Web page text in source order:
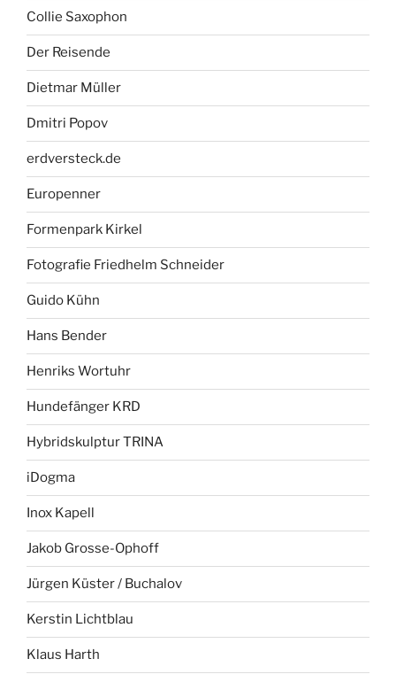
Collie Saxophon
Der Reisende
Dietmar Müller
Dmitri Popov
erdversteck.de
Europenner
Formenpark Kirkel
Fotografie Friedhelm Schneider
Guido Kühn
Hans Bender
Henriks Wortuhr
Hundefänger KRD
Hybridskulptur TRINA
iDogma
Inox Kapell
Jakob Grosse-Ophoff
Jürgen Küster / Buchalov
Kerstin Lichtblau
Klaus Harth